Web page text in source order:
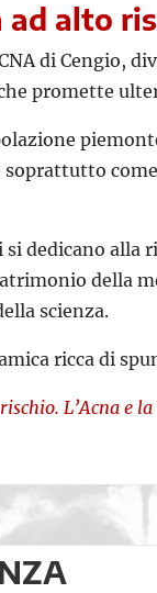
alto
di Cengio,
promette
dedicano alla
della
scienza.
ricca di
L’Acna e